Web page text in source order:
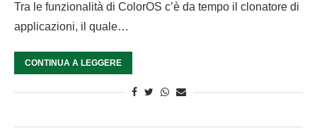
Tra le funzionalità di ColorOS c’è da tempo il clonatore di
applicazioni, il quale…
CONTINUA A LEGGERE